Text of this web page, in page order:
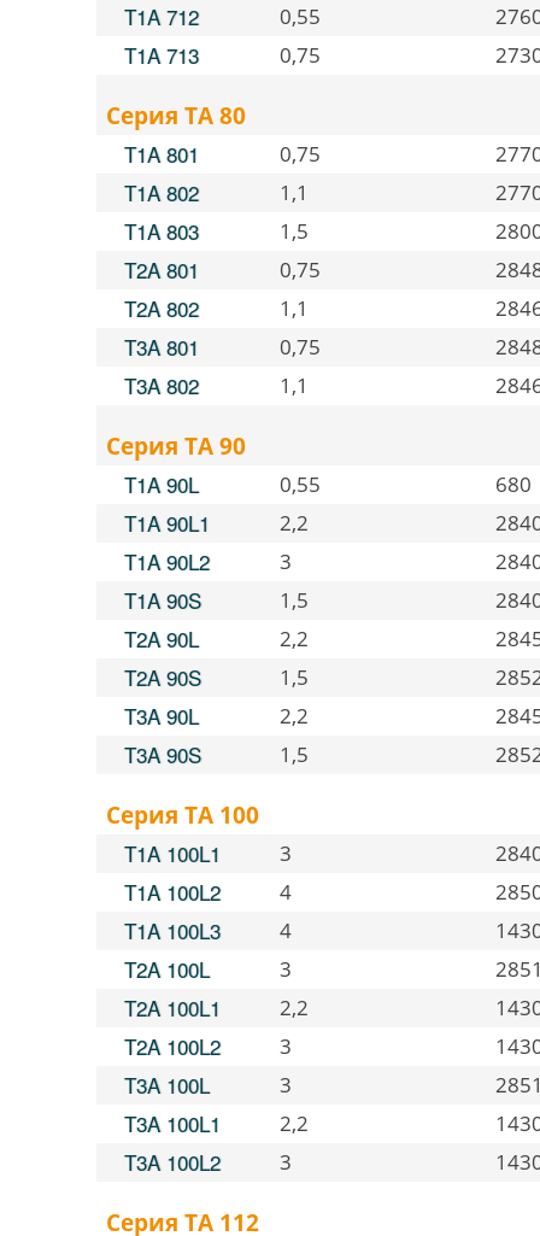
T1A 712 0,55
T1A 713 0,75
Серия TA 80
T1A 801 0,75
T1A 802 1,1
T1A 803 1,5
T2A 801 0,75
T2A 802 1,1
T3A 801 0,75
T3A 802 1,1
Серия TA 90
T1A 90L 0,55 680
T1A 90L1 2,2
T1A 90L2 3
T1A 90S 1,5
T2A 90L 2,2
T2A 90S 1,5
T3A 90L 2,2
T3A 90S 1,5
Серия TA 100
T1A 100L1 3
T1A 100L2 4
T1A 100L3 4
T2A 100L 3
T2A 100L1 2,2
T2A 100L2 3
T3A 100L 3
T3A 100L1 2,2
T3A 100L2 3
Серия TA 112